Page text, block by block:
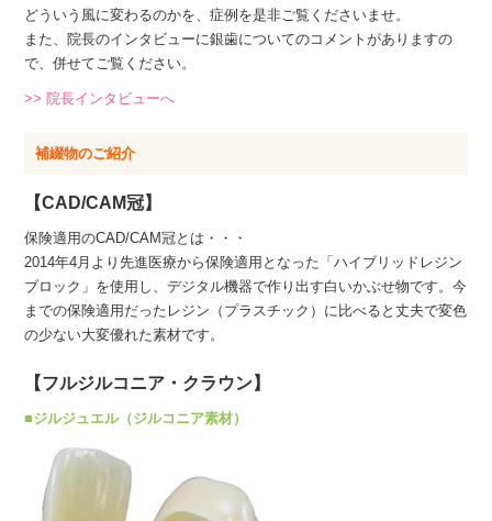
どういう風に変わるのかを、症例を是非ご覧くださいませ。
また、院長のインタビューに銀歯についてのコメントがありますの
で、併せてご覧ください。
>> 院長インタビューへ
補綴物のご紹介
【CAD/CAM冠】
保険適用のCAD/CAM冠とは・・・
2014年4月より先進医療から保険適用となった「ハイブリッドレジン
ブロック」を使用し、デジタル機器で作り出す白いかぶせ物です。今
までの保険適用だったレジン（プラスチック）に比べると丈夫で変色
の少ない大変優れた素材です。
【フルジルコニア・クラウン】
■ジルジュエル（ジルコニア素材）